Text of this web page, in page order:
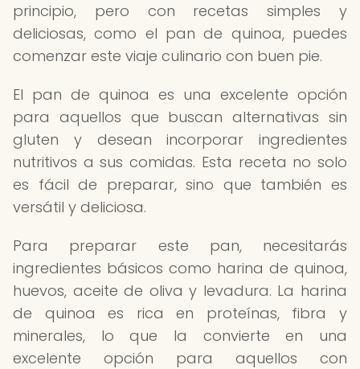
principio, pero con recetas simples y
deliciosas, como el pan de quinoa, puedes
comenzar este viaje culinario con buen pie.
El pan de quinoa es una excelente opción
para aquellos que buscan alternativas sin
gluten y desean incorporar ingredientes
nutritivos a sus comidas. Esta receta no solo
es fácil de preparar, sino que también es
versátil y deliciosa.
Para preparar este pan, necesitarás
ingredientes básicos como harina de quinoa,
huevos, aceite de oliva y levadura. La harina
de quinoa es rica en proteínas, fibra y
minerales, lo que la convierte en una
excelente opción para aquellos con